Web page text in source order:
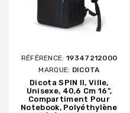
RÉFÉRENCE: 19347212000
MARQUE: DICOTA
Dicota SPIN II, Ville,
Unisexe, 40,6 Cm 16",
Compartiment Pour
Notebook, Polyéthylène